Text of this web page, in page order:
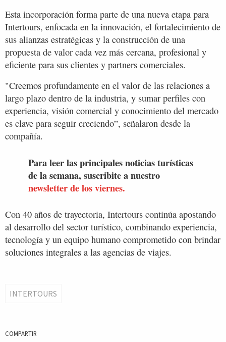
Esta incorporación forma parte de una nueva etapa para
Intertours, enfocada en la innovación, el fortalecimiento de
sus alianzas estratégicas y la construcción de una
propuesta de valor cada vez más cercana, profesional y
eficiente para sus clientes y partners comerciales.
"Creemos profundamente en el valor de las relaciones a
largo plazo dentro de la industria, y sumar perfiles con
experiencia, visión comercial y conocimiento del mercado
es clave para seguir creciendo”, señalaron desde la
compañía.
Para leer las principales noticias turísticas
de la semana, suscribite a nuestro
newsletter de los viernes.
Con 40 años de trayectoria, Intertours continúa apostando
al desarrollo del sector turístico, combinando experiencia,
tecnología y un equipo humano comprometido con brindar
soluciones integrales a las agencias de viajes.
INTERTOURS
COMPARTIR